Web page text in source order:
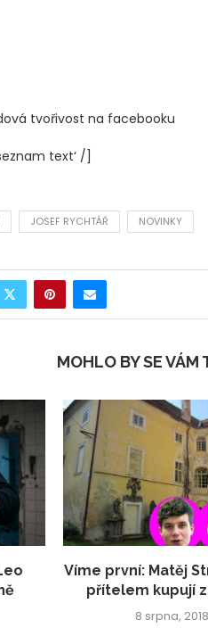
tvořivost na facebooku
text‘ /]
JOSEF RYCHTÁŘ NOVINKY
MOHLO BY SE VÁM
Víme první: Matěj
přítelem kupují
8 srpna, 2018